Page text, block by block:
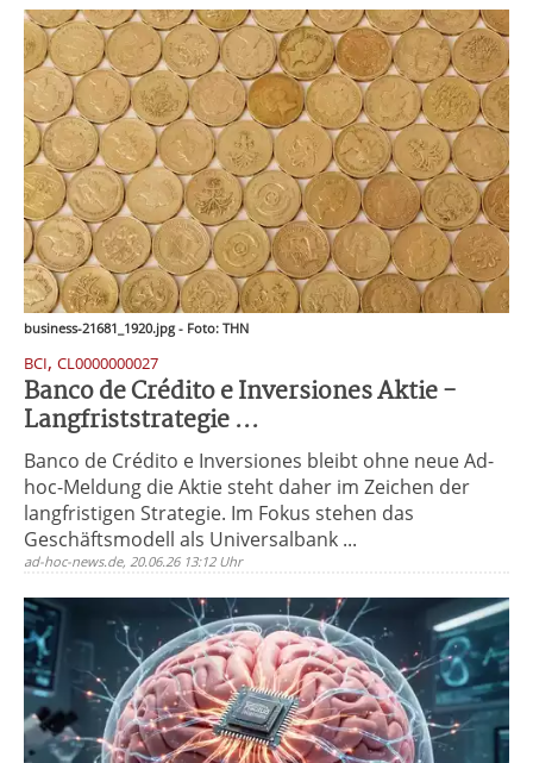
business-21681_1920.jpg - Foto: THN
BCI, CL0000000027
Banco de Crédito e Inversiones Aktie -
Langfriststrategie ...
Banco de Crédito e Inversiones bleibt ohne neue Ad-
hoc-Meldung die Aktie steht daher im Zeichen der
langfristigen Strategie. Im Fokus stehen das
Geschäftsmodell als Universalbank ...
ad-hoc-news.de, 20.06.26 13:12 Uhr